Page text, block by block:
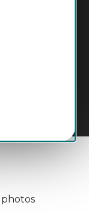
du CRTL
de séjours,